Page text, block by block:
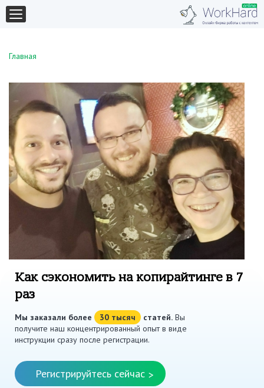
Главная
Как сэкономить на копирайтинге в 7
раз
Мы заказали более 30 тысяч статей. Вы
получите наш концентрированный опыт в виде
инструкции сразу после регистрации.
Регистрируйтесь сейчас >